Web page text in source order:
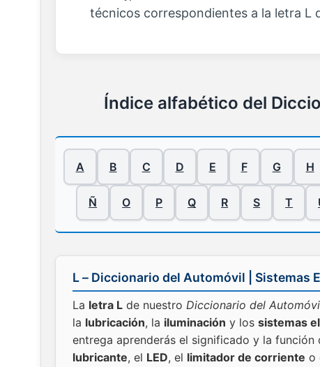
técnicos correspondientes a la letra L
Índice alfabético del
A B C D E F G H
Ñ O P Q R S T
L – Diccionario del Automóvil | Sistemas
La letra Lde nuestro Diccionario del
la lubricación, la iluminación y los sistemas
entrega aprenderás el significado y la función
lubricante, el LED, el limitador de corriente o